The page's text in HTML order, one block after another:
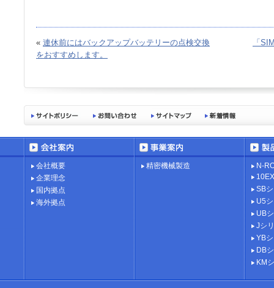
« 連休前にはバックアップバッテリーの点検交換
をおすすめします。
「
会社概要
企業理念
国内拠点
海外拠点
精密機械製造
N-
SB
U5
UB
Jシ
YB
DB
KM